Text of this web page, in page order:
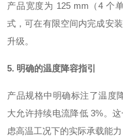
产品宽度为 125 mm（4 个
式，可在有限空间内完成安
升级。
5. 明确的温度降容指引
产品规格中明确标注了温度
大允许持续电流降低 3%。
虑高温工况下的实际承载能